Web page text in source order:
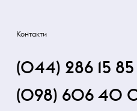
Контакти
(044) 286 15 85
(098) 606 40